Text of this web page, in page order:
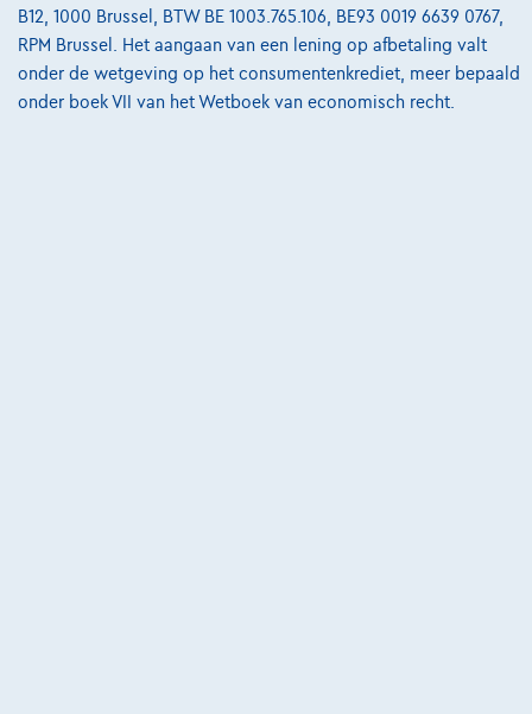
B12, 1000 Brussel, BTW BE 1003.765.106, BE93 0019 6639 0767,
RPM Brussel. Het aangaan van een lening op afbetaling valt
onder de wetgeving op het consumentenkrediet, meer bepaald
onder boek VII van het Wetboek van economisch recht.
Algemene Voorwaarden
Bijstandsvoorwaarden
Privacyverklaring